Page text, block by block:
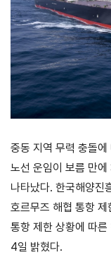
연구·통계·관세
국제무
역통상
연구원
소개
보고서
소부장산업
공급망센터
통상뉴스
무역
계
국내
해외
IMF
세계
중동 지역 무력 충돌
노선 운임이 보름 만
나타났다. 한국해양진
호르무즈 해협 통항
통항 제한 상황에 따른
4일 밝혔다.